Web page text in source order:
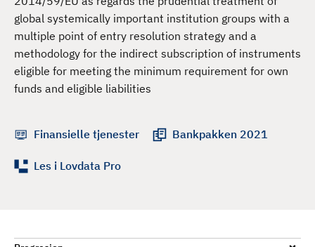
global systemically important institution groups with a
multiple point of entry resolution strategy and a
methodology for the indirect subscription of instruments
eligible for meeting the minimum requirement for own
funds and eligible liabilities
Finansielle tjenester Bankpakken 2021
Les i Lovdata Pro